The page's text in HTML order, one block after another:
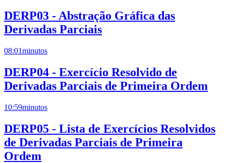
DERP03 - Abstração Gráfica das
Derivadas Parciais
08:01minutos
DERP04 - Exercício Resolvido de
Derivadas Parciais de Primeira Ordem
10:59minutos
DERP05 - Lista de Exercícios Resolvidos
de Derivadas Parciais de Primeira
Ordem